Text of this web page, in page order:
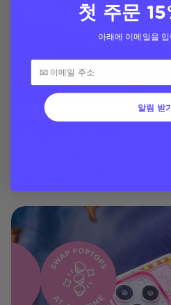
인증된 안전
첫 주문
아래에 이메일을
알림 받